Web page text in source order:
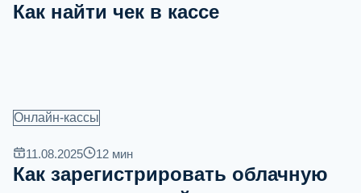
Как найти чек в кассе
Онлайн-кассы
11.08.2025 12 мин
Как зарегистрировать облачную